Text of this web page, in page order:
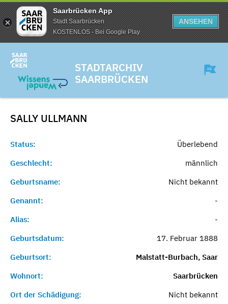
Saarbrücken App
Stadt Saarbrücken
KOSTENLOS - Bei Google Play
ANSEHEN
STADTARCHIV
SAARBRÜCKEN
SALLY ULLMANN
Status:
Überlebend
Geschlecht:
männlich
Geburtsname:
Nicht bekannt
Genannt:
-
Alias:
-
Geburtsdatum:
17. Februar 1888
Geburtsort:
Malstatt-Burbach, Saar
Wohnort:
Saarbrücken
Ort der Schädigung:
Nicht bekannt